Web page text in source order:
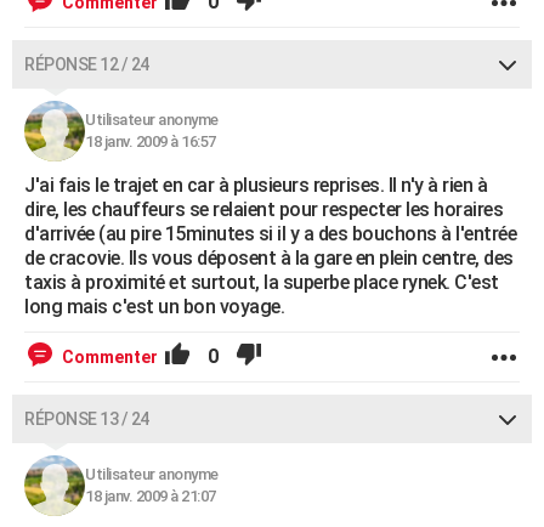
RÉPONSE 12 / 24
Utilisateur anonyme
18 janv. 2009 à 16:57
J'ai fais le trajet en car à plusieurs reprises. Il n'y à rien à
dire, les chauffeurs se relaient pour respecter les horaires
d'arrivée (au pire 15minutes si il y a des bouchons à l'entrée
de cracovie. Ils vous déposent à la gare en plein centre, des
taxis à proximité et surtout, la superbe place rynek. C'est
long mais c'est un bon voyage.
Commenter 0
RÉPONSE 13 / 24
Utilisateur anonyme
18 janv. 2009 à 21:07